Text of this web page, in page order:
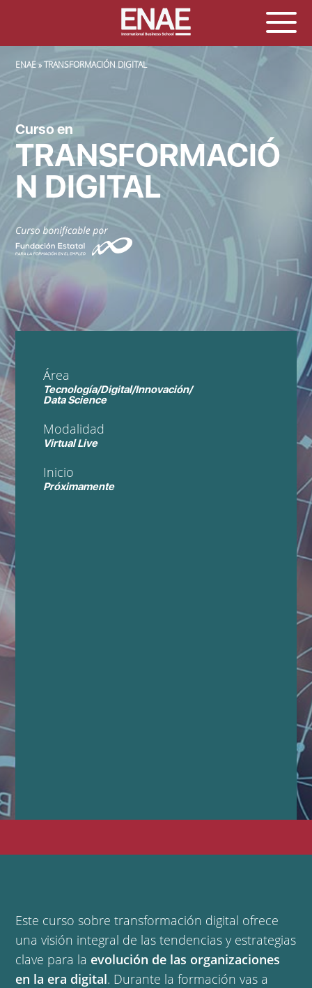
SOBRESCRIBIR ENLACES DE AYUDA A LA NAVEGACIÓN
ENAE TRANSFORMACIÓN DIGITAL
Curso en
TRANSFORMACIÓ
N DIGITAL
Área
Tecnología/Digital/Innovación/
Data Science
Modalidad
Virtual Live
Inicio
Próximamente
Este curso sobre transformación digital ofrece
una visión integral de las tendencias y estrategias
clave para la evolución de las organizaciones
en la era digital. Durante la formación vas a